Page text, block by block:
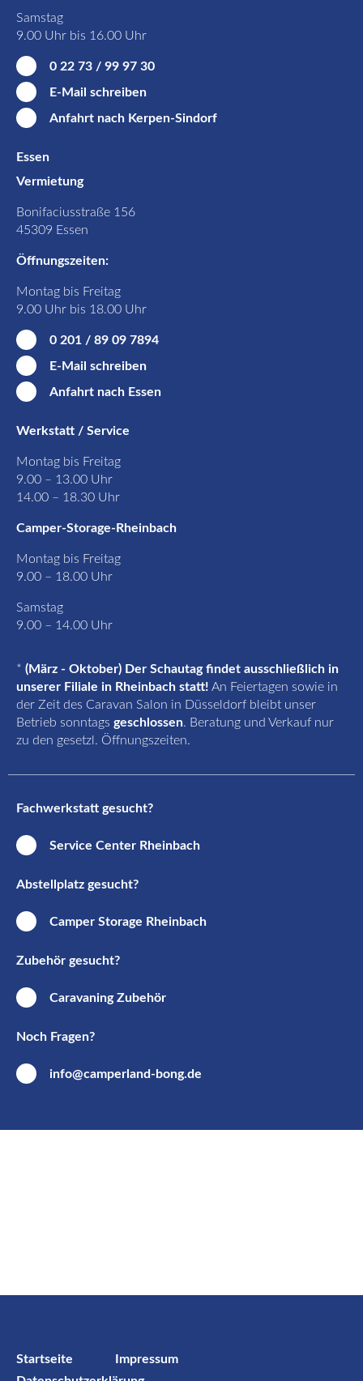
Samstag
9.00 Uhr bis 16.00 Uhr
0 22 73 / 99 97 30
E-Mail schreiben
Anfahrt nach Kerpen-Sindorf
Essen
Vermietung
Bonifaciusstraße 156
45309 Essen
Öffnungszeiten:
Montag bis Freitag
9.00 Uhr bis 18.00 Uhr
0 201 / 89 09 7894
E-Mail schreiben
Anfahrt nach Essen
Werkstatt / Service
Montag bis Freitag
9.00 – 13.00 Uhr
14.00 – 18.30 Uhr
Camper-Storage-Rheinbach
Montag bis Freitag
9.00 – 18.00 Uhr
Samstag
9.00 – 14.00 Uhr
* (März - Oktober) Der Schautag findet ausschließlich in
unserer Filiale in Rheinbach statt! An Feiertagen sowie in
der Zeit des Caravan Salon in Düsseldorf bleibt unser
Betrieb sonntags geschlossen. Beratung und Verkauf nur
zu den gesetzl. Öffnungszeiten.
Fachwerkstatt gesucht?
Service Center Rheinbach
Abstellplatz gesucht?
Camper Storage Rheinbach
Zubehör gesucht?
Caravaning Zubehör
Noch Fragen?
info@camperland-bong.de
Startseite
Impressum